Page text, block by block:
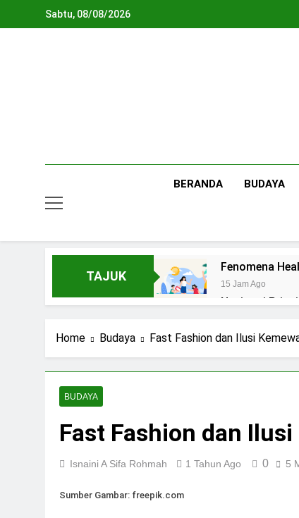
Sabtu, 08/08/2026
BERANDA BUDAYA
TAJUK
Fenomena
15 Jam Ago
Navigasi
Ning Jazil dan
Stigma
7 Hari Ago
Home Budaya Fast Fashion dan Ilusi
BUDAYA
Fast Fashion dan
Isnaini A Sifa Rohmah 1 Tahun Ago 0 5
Sumber Gambar: freepik.com